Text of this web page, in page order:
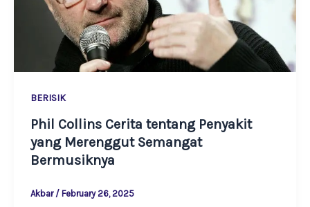
BERISIK
Phil Collins Cerita tentang Penyakit
yang Merenggut Semangat
Bermusiknya
Akbar / February 26, 2025